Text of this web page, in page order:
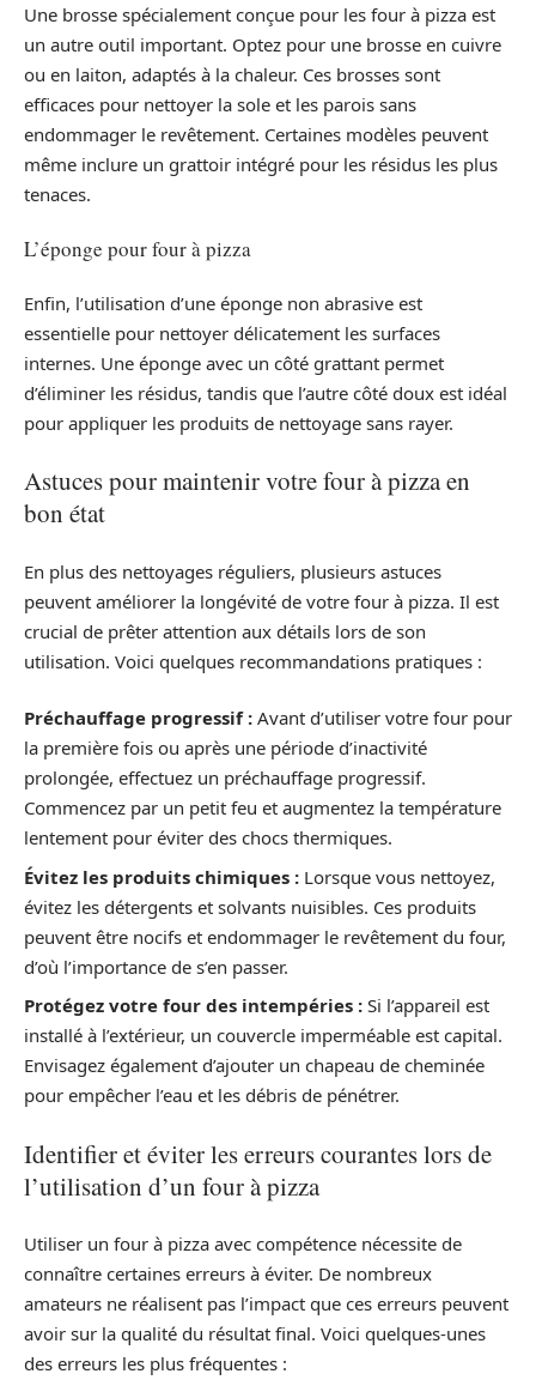
Une brosse spécialement conçue pour les four à pizza est
un autre outil important. Optez pour une brosse en cuivre
ou en laiton, adaptés à la chaleur. Ces brosses sont
efficaces pour nettoyer la sole et les parois sans
endommager le revêtement. Certaines modèles peuvent
même inclure un grattoir intégré pour les résidus les plus
tenaces.
L’éponge pour four à pizza
Enfin, l’utilisation d’une éponge non abrasive est
essentielle pour nettoyer délicatement les surfaces
internes. Une éponge avec un côté grattant permet
d’éliminer les résidus, tandis que l’autre côté doux est idéal
pour appliquer les produits de nettoyage sans rayer.
Astuces pour maintenir votre four à pizza en
bon état
En plus des nettoyages réguliers, plusieurs astuces
peuvent améliorer la longévité de votre four à pizza. Il est
crucial de prêter attention aux détails lors de son
utilisation. Voici quelques recommandations pratiques :
Préchauffage progressif : Avant d’utiliser votre four pour
la première fois ou après une période d’inactivité
prolongée, effectuez un préchauffage progressif.
Commencez par un petit feu et augmentez la température
lentement pour éviter des chocs thermiques.
Évitez les produits chimiques : Lorsque vous nettoyez,
évitez les détergents et solvants nuisibles. Ces produits
peuvent être nocifs et endommager le revêtement du four,
d’où l’importance de s’en passer.
Protégez votre four des intempéries : Si l’appareil est
installé à l’extérieur, un couvercle imperméable est capital.
Envisagez également d’ajouter un chapeau de cheminée
pour empêcher l’eau et les débris de pénétrer.
Identifier et éviter les erreurs courantes lors de
l’utilisation d’un four à pizza
Utiliser un four à pizza avec compétence nécessite de
connaître certaines erreurs à éviter. De nombreux
amateurs ne réalisent pas l’impact que ces erreurs peuvent
avoir sur la qualité du résultat final. Voici quelques-unes
des erreurs les plus fréquentes :